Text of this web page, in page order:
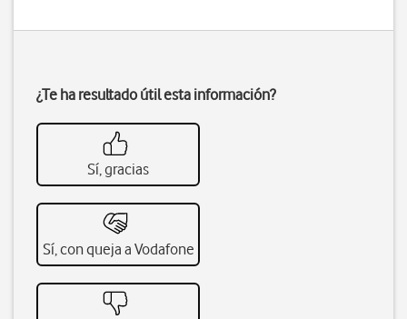
¿Te ha resultado útil esta información?
Sí, gracias
Sí, con queja a Vodafone